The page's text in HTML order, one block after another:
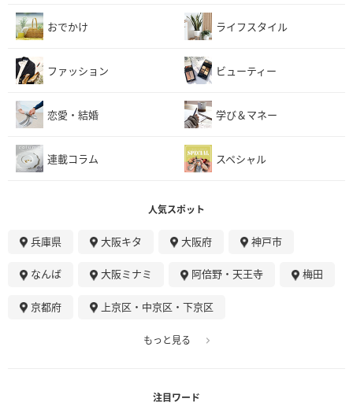
おでかけ ライフスタイル
ファッション ビューティー
恋愛・結婚 学び＆マネー
連載コラム スペシャル
人気スポット
兵庫県 大阪キタ 大阪府 神戸市
なんば 大阪ミナミ 阿倍野・天王寺 梅田
京都府 上京区・中京区・下京区
もっと見る
注目ワード